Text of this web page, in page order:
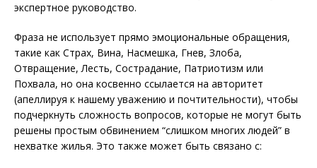
экспертное руководство.
Фраза не использует прямо эмоциональные обращения,
такие как Страх, Вина, Насмешка, Гнев, Злоба,
Отвращение, Лесть, Сострадание, Патриотизм или
Похвала, но она косвенно ссылается на авторитет
(апеллируя к нашему уважению и почтительности), чтобы
подчеркнуть сложность вопросов, которые не могут быть
решены простым обвинением “слишком многих людей” в
нехватке жилья. Это также может быть связано с: